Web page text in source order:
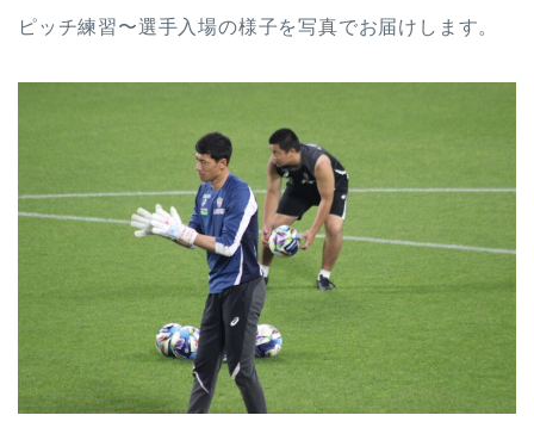
ピッチ練習〜選手入場の様子を写真でお届けします。